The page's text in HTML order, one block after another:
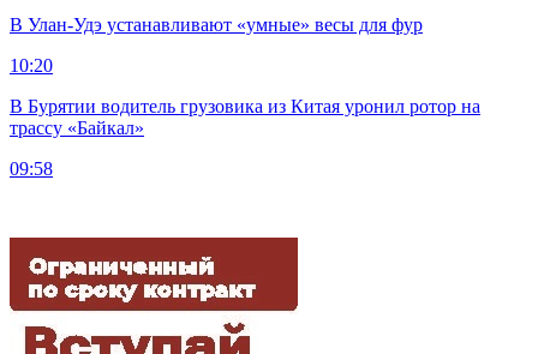
В Улан-Удэ устанавливают «умные» весы для фур
10:20
В Бурятии водитель грузовика из Китая уронил ротор на
трассу «Байкал»
09:58